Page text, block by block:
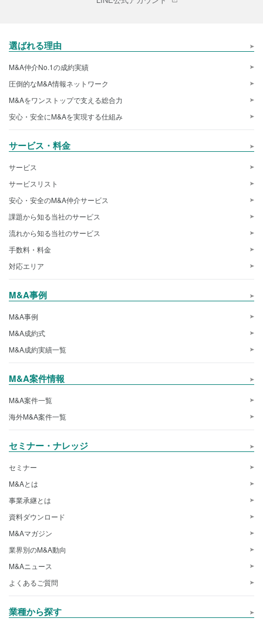
選ばれる理由
M&A仲介No.1の成約実績
圧倒的なM&A情報ネットワーク
M&Aをワンストップで支える総合力
安心・安全にM&Aを実現する仕組み
サービス・料金
サービス
サービスリスト
安心・安全のM&A仲介サービス
課題から知る当社のサービス
流れから知る当社のサービス
手数料・料金
対応エリア
M&A事例
M&A事例
M&A成約式
M&A成約実績一覧
M&A案件情報
M&A案件一覧
海外M&A案件一覧
セミナー・ナレッジ
セミナー
M&Aとは
事業承継とは
資料ダウンロード
M&Aマガジン
業界別のM&A動向
M&Aニュース
よくあるご質問
業種から探す